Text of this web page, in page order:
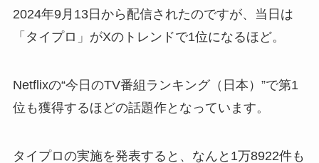
2024年9月13日から配信されたのですが、当日は
「タイプロ」がXのトレンドで1位になるほど。
Netflixの“今日のTV番組ランキング（日本）”で第1
位も獲得するほどの話題作となっています。
タイプロの実施を発表すると、なんと1万8922件も